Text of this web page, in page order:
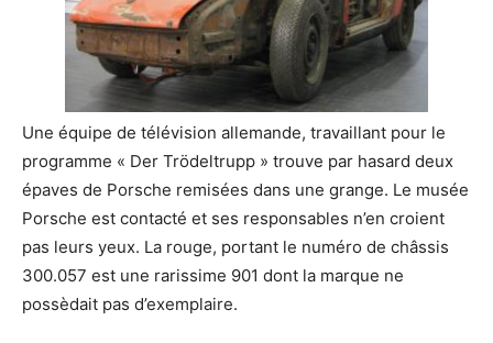
Une équipe de télévision allemande, travaillant pour le
programme « Der Trödeltrupp » trouve par hasard deux
épaves de Porsche remisées dans une grange. Le musée
Porsche est contacté et ses responsables n’en croient
pas leurs yeux. La rouge, portant le numéro de châssis
300.057 est une rarissime 901 dont la marque ne
possèdait pas d’exemplaire.